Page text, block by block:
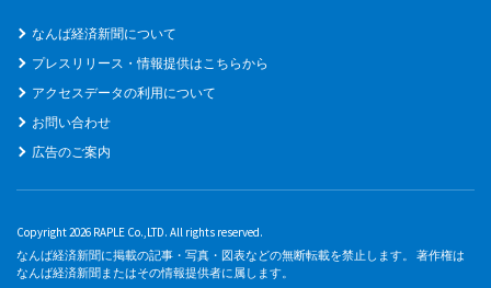
なんば経済新聞について
プレスリリース・情報提供はこちらから
アクセスデータの利用について
お問い合わせ
広告のご案内
Copyright 2026 RAPLE Co.,LTD. All rights reserved.
なんば経済新聞に掲載の記事・写真・図表などの無断転載を禁止します。 著作権は
なんば経済新聞またはその情報提供者に属します。